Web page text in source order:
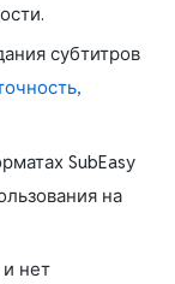
субтитров
SubEasy
на
нет